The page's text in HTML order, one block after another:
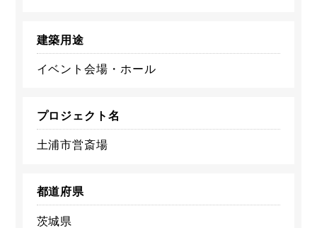
建築用途
イベント会場・ホール
プロジェクト名
土浦市営斎場
都道府県
茨城県